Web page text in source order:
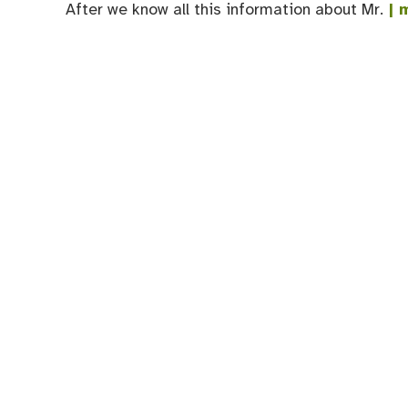
After we know all this information about Mr. |